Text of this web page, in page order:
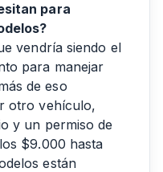
para
vendría siendo el
para manejar
de eso
otro vehículo,
y un permiso de
$9.000 hasta
están